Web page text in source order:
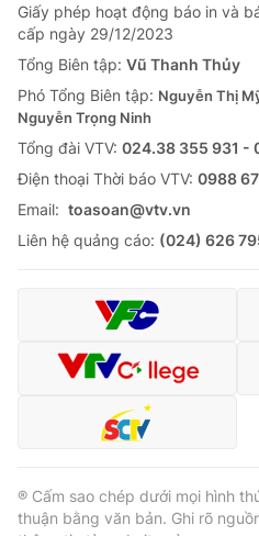
Giấy phép hoạt động báo in và
cấp ngày 29/12/2023
Tổng Biên tập: Vũ Thanh Thủy
Phó Tổng Biên tập: Nguyễn Thị
Nguyễn Trọng Ninh
Tổng đài VTV: 024.38 355 931 -
Ðiện thoại Thời báo VTV: 0988
Email: toasoan@vtv.vn
Liên hệ quảng cáo: (024) 626
® Cấm sao chép dưới mọi hình
thuận bằng văn bản. Ghi rõ